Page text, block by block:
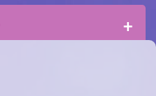
+